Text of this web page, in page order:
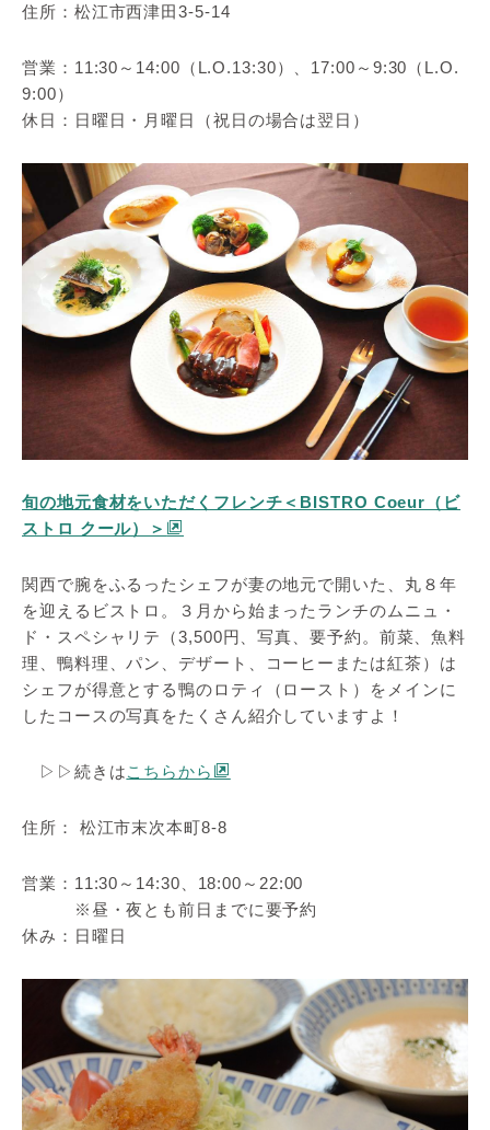
住所：松江市西津田3-5-14
営業：11:30～14:00（L.O.13:30）、17:00～9:30（L.O.
9:00）
休日：日曜日・月曜日（祝日の場合は翌日）
旬の地元食材をいただくフレンチ＜BISTRO Coeur（ビ
ストロ クール）＞
関西で腕をふるったシェフが妻の地元で開いた、丸８年
を迎えるビストロ。３月から始まったランチのムニュ・
ド・スペシャリテ（3,500円、写真、要予約。前菜、魚料
理、鴨料理、パン、デザート、コーヒーまたは紅茶）は
シェフが得意とする鴨のロティ（ロースト）をメインに
したコースの写真をたくさん紹介していますよ！
▷▷続きはこちらから
住所： 松江市末次本町8-8
営業：11:30～14:30、18:00～22:00
※昼・夜とも前日までに要予約
休み：日曜日